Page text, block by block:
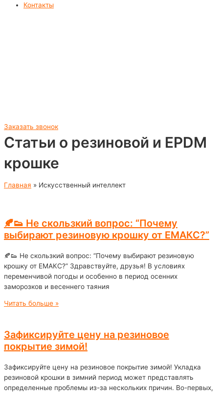
Контакты
Заказать звонок
Статьи о резиновой и EPDM
крошке
Главная » Искусственный интеллект
🍂👟 Не скользкий вопрос: “Почему
выбирают резиновую крошку от ЕМАКС?”
🍂👟 Не скользкий вопрос: “Почему выбирают резиновую
крошку от ЕМАКС?” Здравствуйте, друзья! В условиях
переменчивой погоды и особенно в период осенних
заморозков и весеннего таяния
Читать больше »
Зафиксируйте цену на резиновое
покрытие зимой!
Зафиксируйте цену на резиновое покрытие зимой! Укладка
резиновой крошки в зимний период может представлять
определенные проблемы из-за нескольких причин. Во-первых,